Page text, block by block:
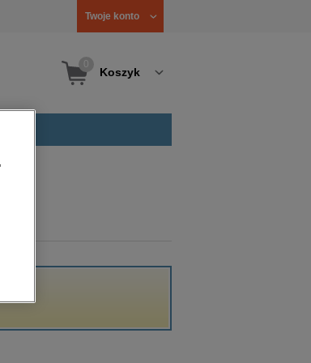
Twoje konto
Koszyk